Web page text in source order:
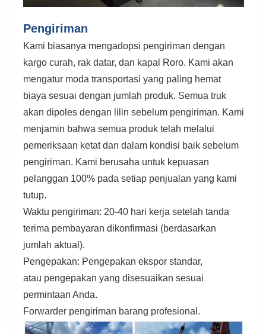
Pengiriman
Kami biasanya mengadopsi pengiriman dengan
kargo curah, rak datar, dan kapal Roro. Kami akan
mengatur moda transportasi yang paling hemat
biaya sesuai dengan jumlah produk. Semua truk
akan dipoles dengan lilin sebelum pengiriman. Kami
menjamin bahwa semua produk telah melalui
pemeriksaan ketat dan dalam kondisi baik sebelum
pengiriman. Kami berusaha untuk kepuasan
pelanggan 100% pada setiap penjualan yang kami
tutup.
Waktu pengiriman: 20-40 hari kerja setelah tanda
terima pembayaran dikonfirmasi (berdasarkan
jumlah aktual).
Pengepakan: Pengepakan ekspor standar,
atau pengepakan yang disesuaikan sesuai
permintaan Anda.
Forwarder pengiriman barang profesional.